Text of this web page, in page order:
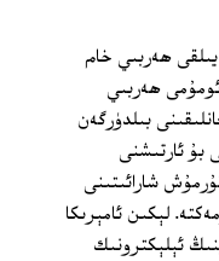
يىلقى ھەربىي خام
ئومۇمى ھەربىي
يېتىدىغانلىقىنى بىلدۈرگەن
ئارتىشنى
شارائىتىنى
لېكىن ئامېرىكا
ئېلېكترونىك